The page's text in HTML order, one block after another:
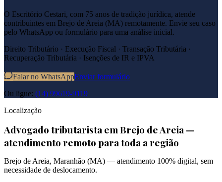
O Escritório Cestari, com 75 anos de tradição jurídica, atende
contribuintes em Brejo de Areia (MA) remotamente. Envie seu caso
pelo WhatsApp ou formulário para uma análise inicial.
Direito Tributário · Execução Fiscal · Transação Tributária ·
Recuperação Tributária · Isenções de IR e IPVA
Falar no WhatsAppEnviar formulário
Ou ligue: (14) 99619-9119
Localização
Advogado tributarista emBrejo de Areia —
atendimento remoto para toda a região
Brejo de Areia, Maranhão (MA) — atendimento 100% digital, sem
necessidade de deslocamento.